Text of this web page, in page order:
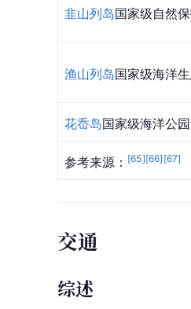
韭山列岛国家级自然
渔山列岛国家级海洋
花岙岛国家级海洋公园
参考来源： [65][66] [67]
交通
综述